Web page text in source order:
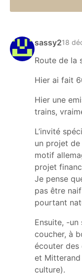
sassy218
Route de la
Hier ai fait
Hier une
trains,
L’invité
un projet
motif
projet
Je pense
pas être
pourtant
Ensuite, -un
coucher, à
écouter des
et
culture).